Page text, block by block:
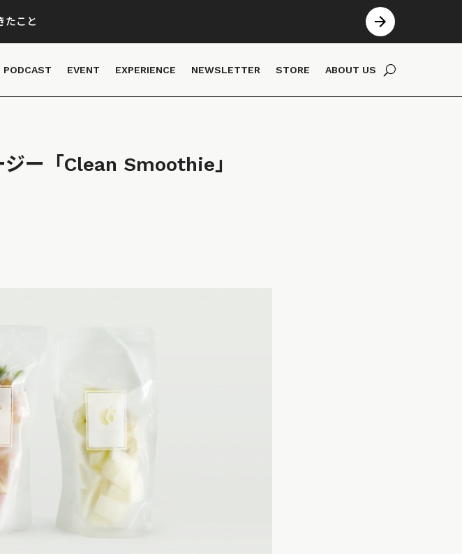
たこと
PODCAST EVENT EXPERIENCE NEWSLETTER STORE ABOUT US
ー「Clean Smoothie」